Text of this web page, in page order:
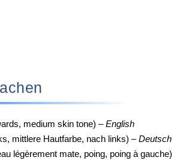
medium skin tone) –English
mittlere Hautfarbe, nach links) –Deutsch
légèrement mate, poing, poing à gauche)